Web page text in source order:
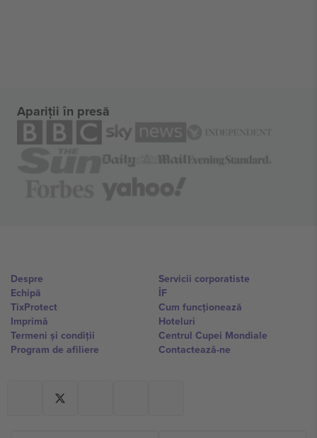
Apariții în presă
Despre
Echipă
TixProtect
Imprimă
Termeni și condiții
Program de afiliere
Servicii corporatiste
ÎF
Cum funcționează
Hoteluri
Centrul Cupei Mondiale
Contactează-ne